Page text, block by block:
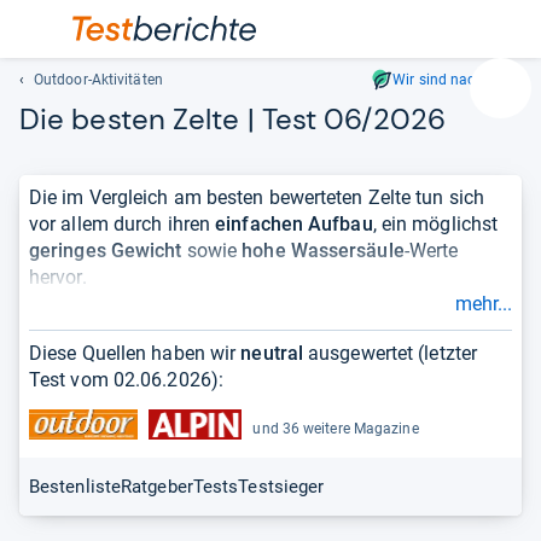
drei
Zeichen
Outdoor-Aktivitäten Wir sind nachhaltig
Die bes­ten Zelte | Test 06/2026
Die im Vergleich am besten bewerteten Zelte tun sich
vor allem durch ihreneinfachen Aufbau, ein möglichst
geringes Gewicht sowie hohe Wassersäule-Werte
hervor.
verschiedenste Typen existieren, wird der
Campingmarkt vor allem von zweien dominiert:
Kuppelzelte
sind besonders leicht aufzubauen,
besonders vielseitig.
Tunnelzelte
bieten viel Platz zum Ausstrecken und
mehr...
Diese Quellen haben wir neutral ausgewertet (letzter
Test vom 02.06.2026):
und 36 weitere Magazine
BestenlisteRatgeberTestsTestsieger